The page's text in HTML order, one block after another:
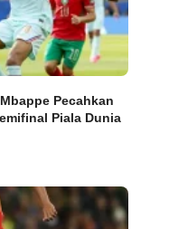
Pecahkan
Piala Dunia